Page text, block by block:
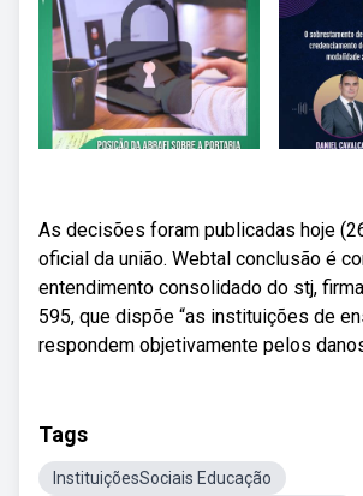
As decisões foram publicadas hoje
oficial da união. Webtal conclusão é
entendimento consolidado do stj,
595, que dispõe “as instituições de
respondem objetivamente pelos
Tags
InstituiçõesSociais Educação